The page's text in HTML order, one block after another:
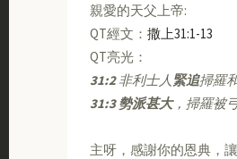
親愛的天父上帝:
QT經文： 撒上31:1-13
QT亮光：
31:2非利士人 緊追掃羅
31:3 勢派甚大，掃羅被
主呀，感謝你的恩典，